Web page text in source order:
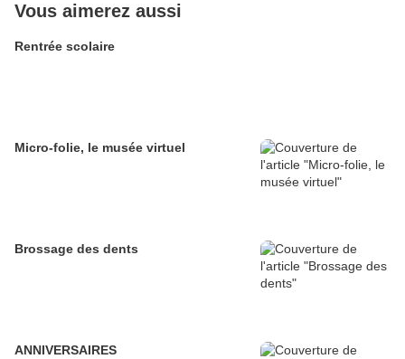
Vous aimerez aussi
Rentrée scolaire
Micro-folie, le musée virtuel
Brossage des dents
ANNIVERSAIRES